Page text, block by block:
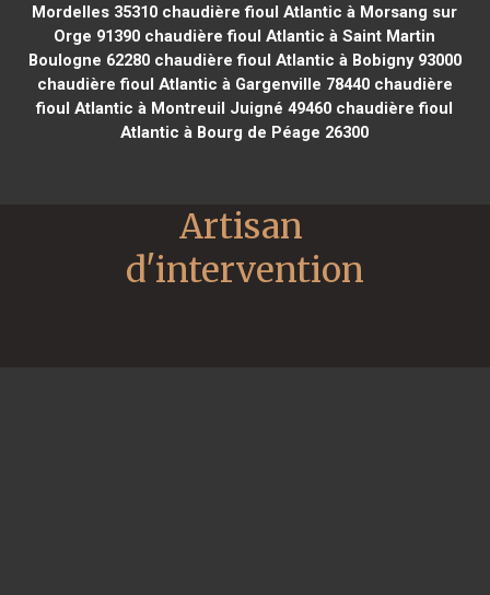
Mordelles 35310 chaudière fioul Atlantic à Morsang sur
Orge 91390 chaudière fioul Atlantic à Saint Martin
Boulogne 62280chaudière fioul Atlantic à Bobigny 93000
chaudière fioul Atlantic à Gargenville 78440chaudière
fioul Atlantic à Montreuil Juigné 49460 chaudière fioul
Atlantic à Bourg de Péage 26300
Artisan
d'intervention